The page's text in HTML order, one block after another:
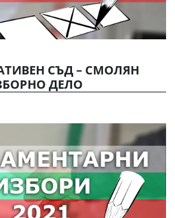
СЪД – СМОЛЯН
ДЕЛО